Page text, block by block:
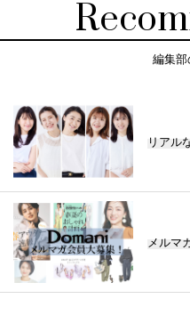
編集
リアル
メルマ